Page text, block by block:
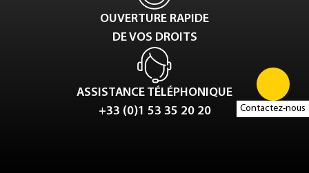
Contactez-nous
OUVERTURE RAPIDE
DE VOS DROITS
ASSISTANCE TÉLÉPHONIQUE
+33 (0)1 53 35 20 20